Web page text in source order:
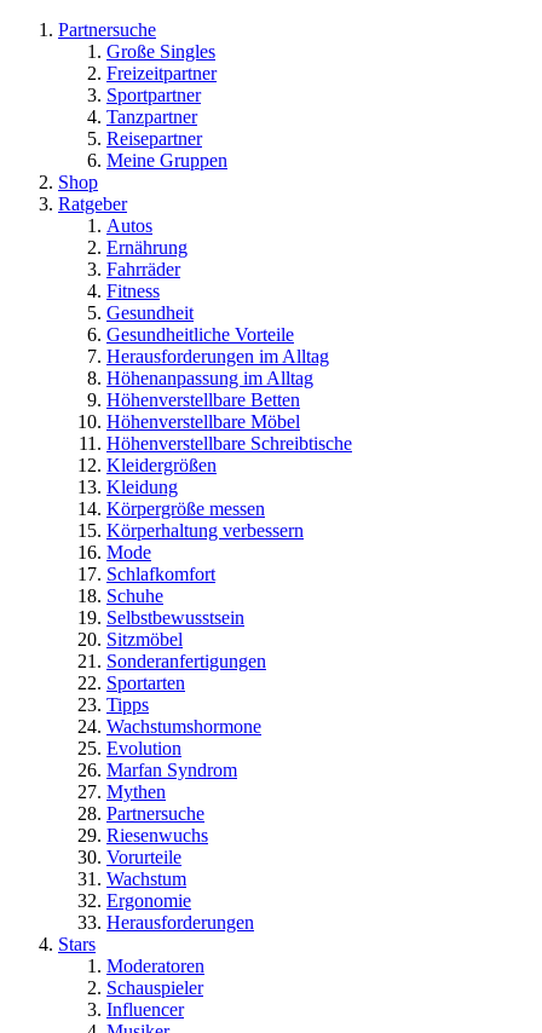
Partnersuche
Große Singles
Freizeitpartner
Sportpartner
Tanzpartner
Reisepartner
Meine Gruppen
Shop
Ratgeber
Autos
Ernährung
Fahrräder
Fitness
Gesundheit
Gesundheitliche Vorteile
Herausforderungen im Alltag
Höhenanpassung im Alltag
Höhenverstellbare Betten
Höhenverstellbare Möbel
Höhenverstellbare Schreibtische
Kleidergrößen
Kleidung
Körpergröße messen
Körperhaltung verbessern
Mode
Schlafkomfort
Schuhe
Selbstbewusstsein
Sitzmöbel
Sonderanfertigungen
Sportarten
Tipps
Wachstumshormone
Evolution
Marfan Syndrom
Mythen
Partnersuche
Riesenwuchs
Vorurteile
Wachstum
Ergonomie
Herausforderungen
Stars
Moderatoren
Schauspieler
Influencer